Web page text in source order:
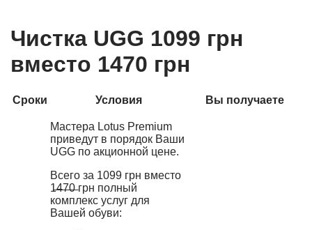
Чистка UGG 1099 грн
вместо 1470 грн
Сроки Условия Вы получаете
Мастера Lotus Premium
приведут в порядок Ваши
UGG по акционной цене.
Всего за 1099 грн вместо
1̶4̶7̶0̶ грн полный
комплекс услуг для
Вашей обуви: